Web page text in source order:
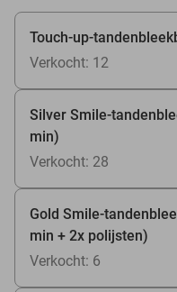
Touch-up-
Verkocht: 12
Silver Smile-
min)
Verkocht: 28
Gold Smile-
min + 2x polijsten)
Verkocht: 6